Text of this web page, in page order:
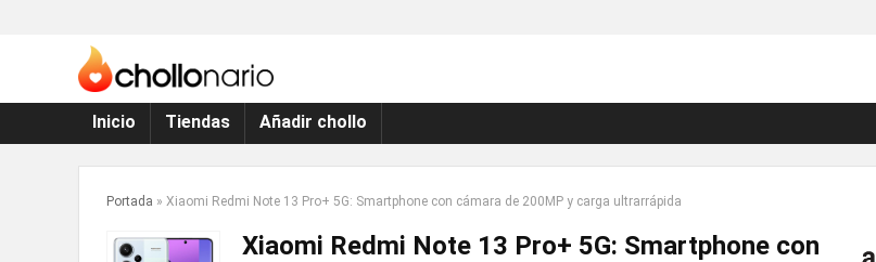
Inicio Tiendas Añadir chollo
Portada » Xiaomi Redmi Note 13 Pro+ 5G: Smartphone con cámara de 200MP y carga ultrarrápida
Xiaomi Redmi Note 13 Pro+ 5G: Smartphone con